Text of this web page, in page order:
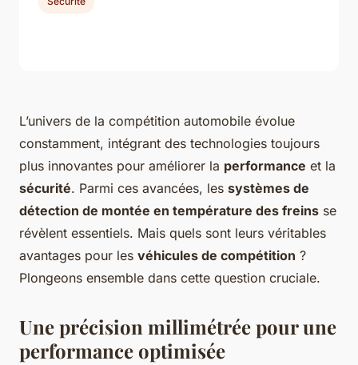
L’univers de la compétition automobile évolue
constamment, intégrant des technologies toujours
plus innovantes pour améliorer la performance et la
sécurité. Parmi ces avancées, les systèmes de
détection de montée en température des freins se
révèlent essentiels. Mais quels sont leurs véritables
avantages pour les véhicules de compétition ?
Plongeons ensemble dans cette question cruciale.
Une précision millimétrée pour une
performance optimisée